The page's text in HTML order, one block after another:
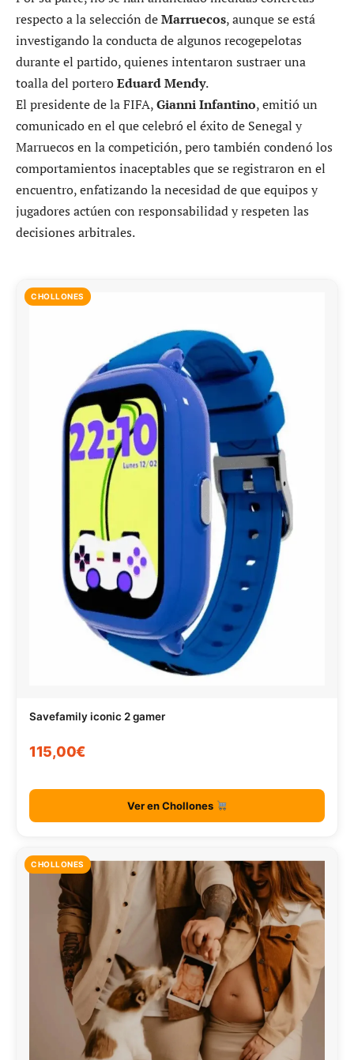
respecto a la selección deMarruecos, aunque se está
investigando la conducta de algunos recogepelotas
durante el partido, quienes intentaron sustraer una
toalla del porteroEduard Mendy.
El presidente de la FIFA,Gianni Infantino, emitió un
comunicado en el que celebró el éxito de Senegal y
Marruecos en la competición, pero también condenó los
comportamientos inaceptables que se registraron en el
encuentro, enfatizando la necesidad de que equipos y
jugadores actúen con responsabilidad y respeten las
decisiones arbitrales.
CHOLLONES
Savefamily iconic 2 gamer
115,00€
Ver en Chollones
CHOLLONES